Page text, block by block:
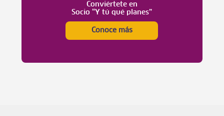
Conviértete en
Socio “Y tú qué planes”
Conoce más